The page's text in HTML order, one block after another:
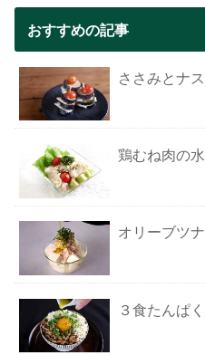
おすすめの記事
ささみとナ
鶏むね肉の
オリーブツ
３食たんぱ